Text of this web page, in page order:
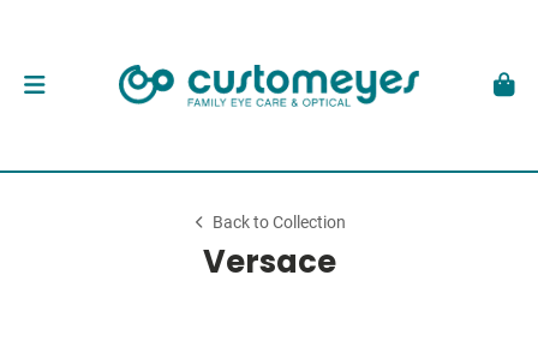
Back to Collection
Versace